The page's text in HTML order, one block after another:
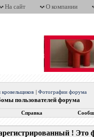
На сайт О компании
кровельщиков Фотографии форума
пользователей форума
Справка
!